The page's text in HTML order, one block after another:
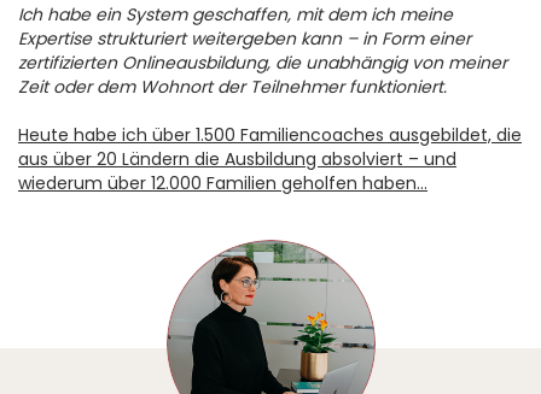
Ich habe ein System geschaffen, mit dem ich meine
Expertise strukturiert weitergeben kann – in Form einer
zertifizierten Onlineausbildung, die unabhängig von meiner
Zeit oder dem Wohnort der Teilnehmer funktioniert.
Heute habe ich über 1.500 Familiencoaches ausgebildet, die
aus über 20 Ländern die Ausbildung absolviert – und
wiederum über 12.000 Familien geholfen haben…